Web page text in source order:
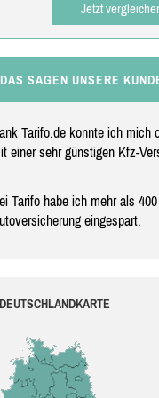
Jetzt
DAS SAGEN UNSERE
Tarifo.de konnte ich mich
einer sehr günstigen Kfz-
Tarifo habe ich mehr als
eingespart.
DEUTSCHLANDKARTE